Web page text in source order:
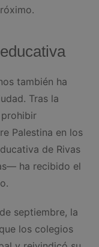
también ha
Tras la
Palestina en los
de Rivas
ha recibido el
septiembre, la
los colegios